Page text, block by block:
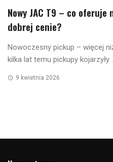
Nowy JAC T9 – co oferuje
dobrej cenie?
Nowoczesny pickup – więcej
kilka lat temu pickupy kojarzyły
9 kwietnia 2026